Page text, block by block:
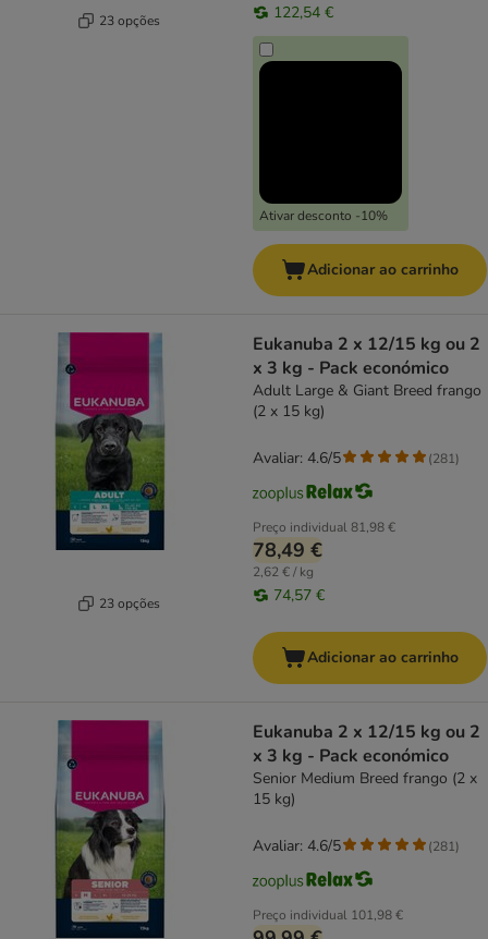
23 opções 122,54 €
Ativar desconto -10%
Adicionar ao carrinho
23 opções
Eukanuba 2 x 12/15 kg ou 2
x 3 kg - Pack económico
Adult Large & Giant Breed frango
(2 x 15 kg)
Preço individual81,98 €
78,49 €
2,62 € / kg
74,57 €
Avaliar: 4.6/5 (281)
Adicionar ao carrinho
Eukanuba 2 x 12/15 kg ou 2
x 3 kg - Pack económico
Senior Medium Breed frango (2 x
15 kg)
Preço individual 101,98 €
Avaliar: 4.6/5 (281)